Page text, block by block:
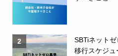
2
SBTiネットゼ
移行スケジ